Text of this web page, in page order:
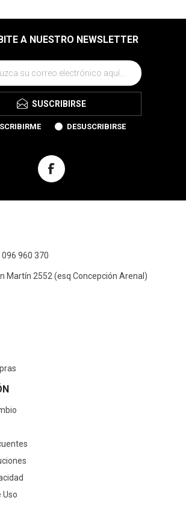
A NUESTRO NEWSLETTER
SUSCRIBIRSE
DESUSCRIBIRSE
960 370
Martín 2552 (esq Concepción Arenal)
Uso